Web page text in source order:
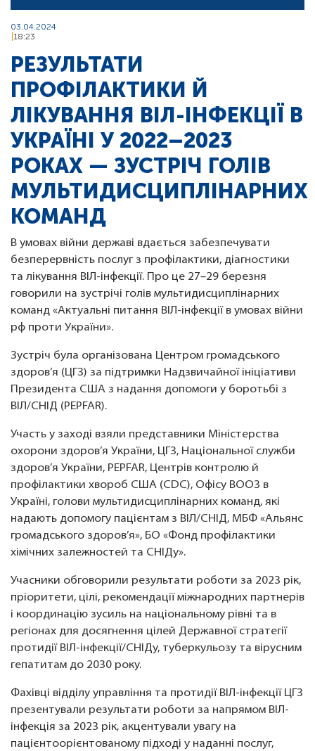
03.04.2024
18:23
РЕЗУЛЬТАТИ
ПРОФІЛАКТИКИ Й
ЛІКУВАННЯ ВІЛ-ІНФЕКЦІЇ В
УКРАЇНІ У 2022–2023
РОКАХ — ЗУСТРІЧ ГОЛІВ
МУЛЬТИДИСЦИПЛІНАРНИХ
КОМАНД
В умовах війни державі вдається забезпечувати
безперервність послуг з профілактики, діагностики
та лікування ВІЛ-інфекції. Про це 27–29 березня
говорили на зустрічі голів мультидисциплінарних
команд «Актуальні питання ВІЛ-інфекції в умовах війни
рф проти України».
Зустріч була організована Центром громадського
здоров’я (ЦГЗ) за підтримки Надзвичайної ініціативи
Президента США з надання допомоги у боротьбі з
ВІЛ/СНІД (PEPFAR).
Участь у заході взяли представники Міністерства
охорони здоров’я України, ЦГЗ, Національної служби
здоров’я України, PEPFAR, Центрів контролю й
профілактики хвороб США (CDC), Офісу ВООЗ в
Україні, голови мультидисциплінарних команд, які
надають допомогу пацієнтам з ВІЛ/СНІД, МБФ «Альянс
громадського здоров’я», БО «Фонд профілактики
хімічних залежностей та СНІДу».
Учасники обговорили результати роботи за 2023 рік,
пріоритети, цілі, рекомендації міжнародних партнерів
і координацію зусиль на національному рівні та в
регіонах для досягнення цілей Державної стратегії
протидії ВІЛ-інфекції/СНІДу, туберкульозу та вірусним
гепатитам до 2030 року.
Фахівці відділу управління та протидії ВІЛ-інфекції ЦГЗ
презентували результати роботи за напрямом ВІЛ-
інфекція за 2023 рік, акцентували увагу на
пацієнтоорієнтованому підході у наданні послуг,